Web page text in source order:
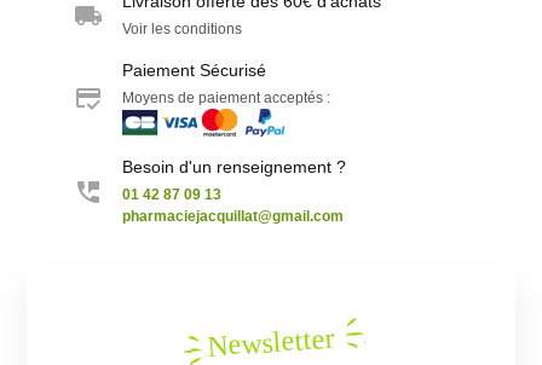
Voir les conditions
Paiement Sécurisé
Moyens de paiement acceptés :
Besoin d'un renseignement ?
01 42 87 09 13
pharmaciejacquillat@gmail.com
Newsletter